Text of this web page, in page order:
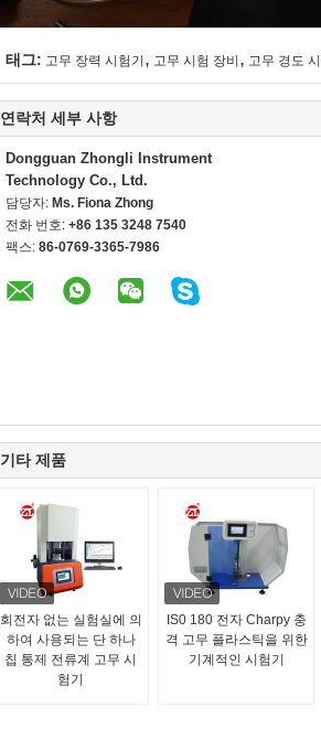
태그: 고무 장력 시험기, 고무 시험 장비, 고무 경도
연락처 세부 사항
Dongguan Zhongli Instrument
Technology Co., Ltd.
담당자: Ms. Fiona Zhong
전화 번호: +86 135 3248 7540
팩스: 86-0769-3365-7986
기타 제품
회전자 없는 실험실에 의
하여 사용되는 단 하나
칩 통제 전류계 고무 시
험기
IS0 180 전자 Charpy 충
격 고무 플라스틱을 위한
기계적인 시험기